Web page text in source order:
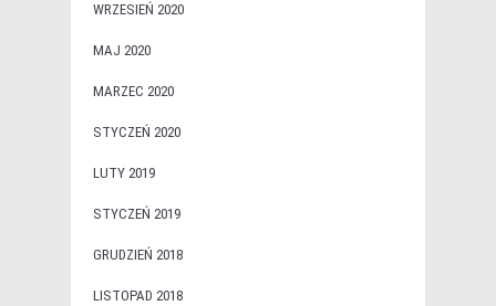
WRZESIEŃ 2020
MAJ 2020
MARZEC 2020
STYCZEŃ 2020
LUTY 2019
STYCZEŃ 2019
GRUDZIEŃ 2018
LISTOPAD 2018